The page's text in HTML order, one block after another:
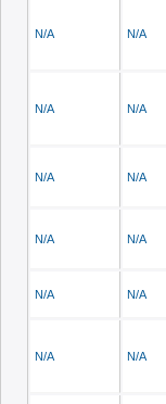
N/A N/A
N/A N/A
N/A N/A
N/A N/A
N/A N/A
N/A N/A